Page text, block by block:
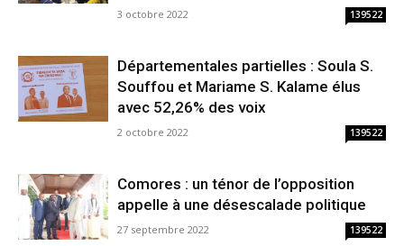
3 octobre 2022 139522
Départementales partielles : Soula S.
Souffou et Mariame S. Kalame élus
avec 52,26% des voix
2 octobre 2022 139522
Comores : un ténor de l’opposition
appelle à une désescalade politique
27 septembre 2022 139522